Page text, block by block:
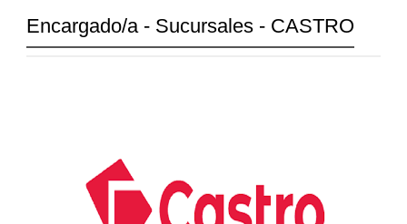
Encargado/a - Sucursales - CASTRO